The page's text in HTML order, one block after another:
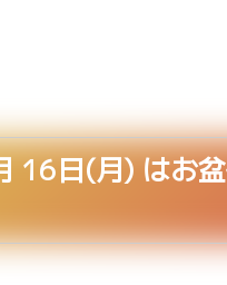
16日(月) はお